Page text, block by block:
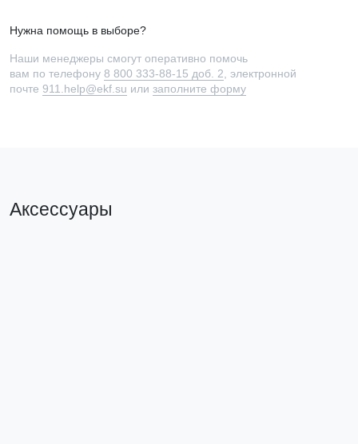
Нужна помощь в выборе?
Наши менеджеры смогут оперативно помочь
вам по телефону 8 800 333-88-15 доб. 2 , электронной
почте 911.help@ekf.su или заполните форму
Аксессуары